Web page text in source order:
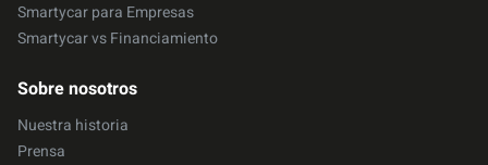
Smartycar para Empresas
Smartycar vs Financiamiento
Sobre nosotros
Nuestra historia
Prensa